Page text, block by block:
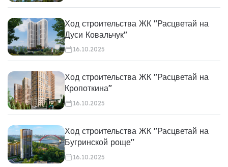
Ход строительства ЖК "Расцветай на
Дуси Ковальчук"
16.10.2025
Ход строительства ЖК "Расцветай на
Кропоткина"
16.10.2025
Ход строительства ЖК "Расцветай на
Бугринской роще"
16.10.2025